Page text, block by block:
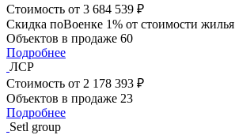
Стоимость от 3 684 539 ₽
Скидка поВоенке 1% от стоимости жилья
Объектов в продаже 60
Подробнее
ЛСР
Стоимость от 2 178 393 ₽
Объектов в продаже 23
Подробнее
Setl group